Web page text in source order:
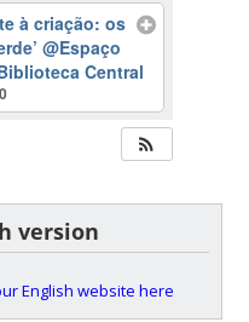
à criação: os
@Espaço
Central
version
English website here